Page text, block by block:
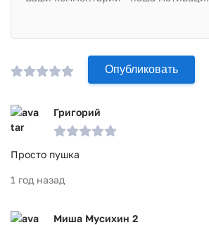
Опубликовать
Григорий
Просто пушка
1 год назад
Миша Мусихин 2